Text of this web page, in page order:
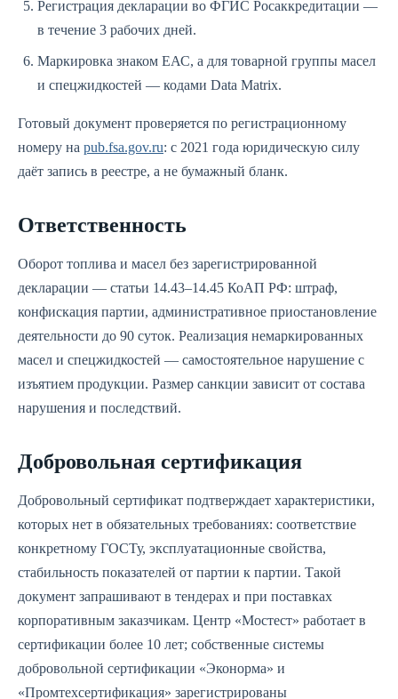
Регистрация декларации во ФГИС Росаккредитации —
в течение 3 рабочих дней.
Маркировка знаком ЕАС, а для товарной группы масел
и спецжидкостей — кодами Data Matrix.
Готовый документ проверяется по регистрационному
номеру на pub.fsa.gov.ru: с 2021 года юридическую силу
даёт запись в реестре, а не бумажный бланк.
Ответственность
Оборот топлива и масел без зарегистрированной
декларации — статьи 14.43–14.45 КоАП РФ: штраф,
конфискация партии, административное приостановление
деятельности до 90 суток. Реализация немаркированных
масел и спецжидкостей — самостоятельное нарушение с
изъятием продукции. Размер санкции зависит от состава
нарушения и последствий.
Добровольная сертификация
Добровольный сертификат подтверждает характеристики,
которых нет в обязательных требованиях: соответствие
конкретному ГОСТу, эксплуатационные свойства,
стабильность показателей от партии к партии. Такой
документ запрашивают в тендерах и при поставках
корпоративным заказчикам. Центр «Мостест» работает в
сертификации более 10 лет; собственные системы
добровольной сертификации «Эконорма» и
«Промтехсертификация» зарегистрированы